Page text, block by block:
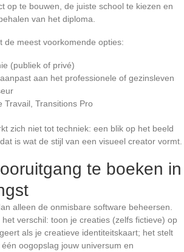
op te bouwen, de juiste school te kiezen en
van het diploma.
de meest voorkomende opties:
(publiek of privé)
aan het professionele of gezinsleven
Travail, Transitions Pro
zich niet tot techniek: een blik op het beeld
is wat de stijl van een visueel creator vormt.
te boeken in
alleen de onmisbare software beheersen.
verschil: toon je creaties (zelfs fictieve) op
als je creatieve identiteitskaart; het stelt
oogopslag jouw universum en